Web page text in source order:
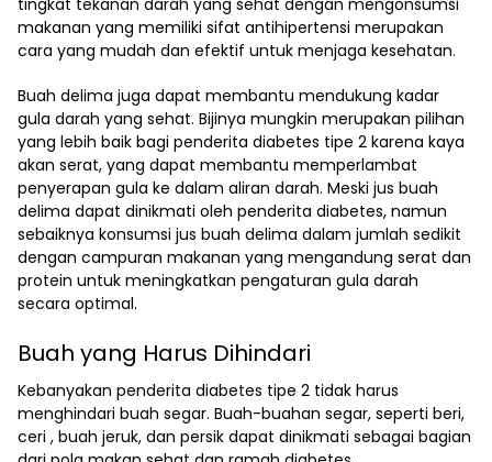
tingkat tekanan darah yang sehat dengan mengonsumsi
makanan yang memiliki sifat antihipertensi merupakan
cara yang mudah dan efektif untuk menjaga kesehatan.
Buah delima juga dapat membantu mendukung kadar
gula darah yang sehat. Bijinya mungkin merupakan pilihan
yang lebih baik bagi penderita diabetes tipe 2 karena kaya
akan serat, yang dapat membantu memperlambat
penyerapan gula ke dalam aliran darah. Meski jus buah
delima dapat dinikmati oleh penderita diabetes, namun
sebaiknya konsumsi jus buah delima dalam jumlah sedikit
dengan campuran makanan yang mengandung serat dan
protein untuk meningkatkan pengaturan gula darah
secara optimal.
Buah yang Harus Dihindari
Kebanyakan penderita diabetes tipe 2 tidak harus
menghindari buah segar. Buah-buahan segar, seperti beri,
ceri , buah jeruk, dan persik dapat dinikmati sebagai bagian